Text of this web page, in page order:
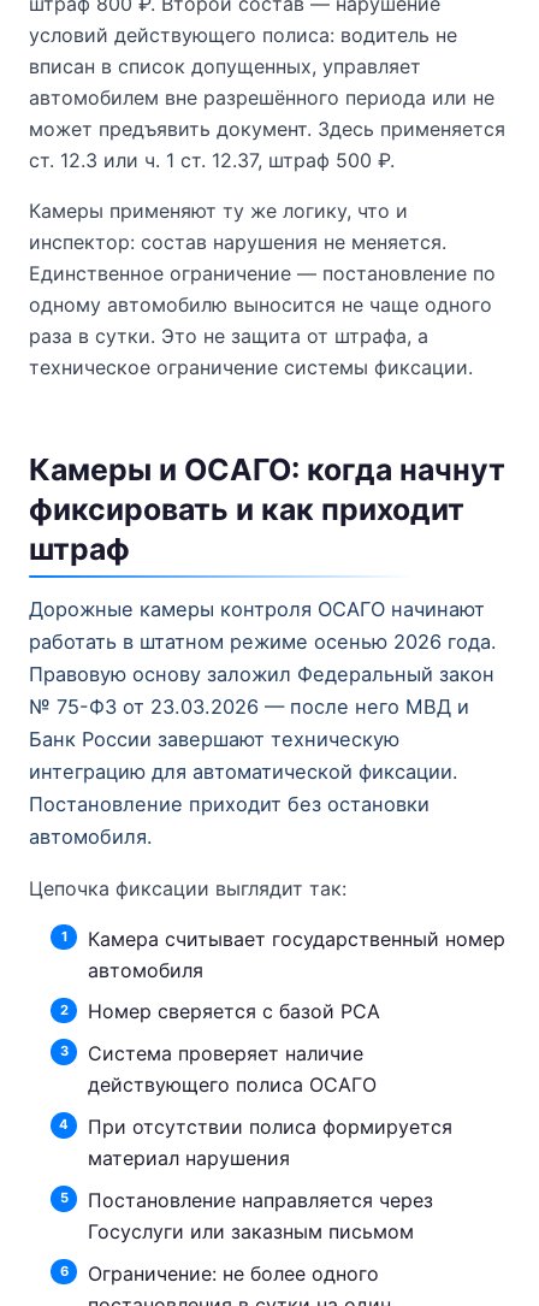
условий действующего полиса: водитель не
вписан в список допущенных, управляет
автомобилем вне разрешённого периода или не
может предъявить документ. Здесь применяется
ст. 12.3 или ч. 1 ст. 12.37, штраф 500 ₽.
Камеры применяют ту же логику, что и
инспектор: состав нарушения не меняется.
Единственное ограничение — постановление по
одному автомобилю выносится не чаще одного
раза в сутки. Это не защита от штрафа, а
техническое ограничение системы фиксации.
Камеры и ОСАГО: когда начнут
фиксировать и как приходит
штраф
Дорожные камеры контроля ОСАГО начинают
работать в штатном режиме осенью 2026 года.
Правовую основу заложил Федеральный закон
№ 75-ФЗ от 23.03.2026 — после него МВД и
Банк России завершают техническую
интеграцию для автоматической фиксации.
Постановление приходит без остановки
автомобиля.
Цепочка фиксации выглядит так:
Камера считывает государственный номер
автомобиля
Номер сверяется с базой РСА
Система проверяет наличие
действующего полиса ОСАГО
При отсутствии полиса формируется
материал нарушения
Постановление направляется через
Госуслуги или заказным письмом
Ограничение: не более одного